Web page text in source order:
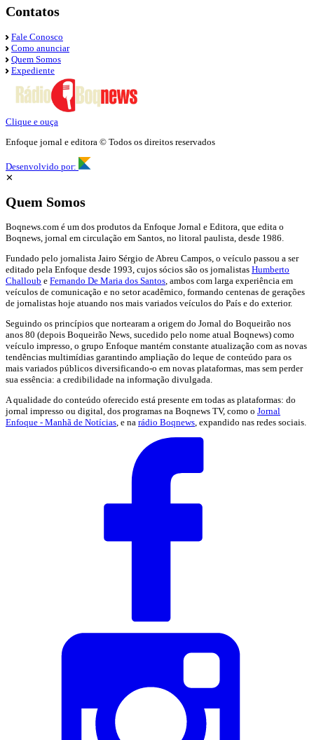
Contatos
Fale Conosco
Como anunciar
Quem Somos
Expediente
Clique e ouça
Enfoque jornal e editora © Todos os direitos reservados
Desenvolvido por:
✕
Quem Somos
Boqnews.com é um dos produtos da Enfoque Jornal e Editora, que edita o
Boqnews, jornal em circulação em Santos, no litoral paulista, desde 1986.
Fundado pelo jornalista Jairo Sérgio de Abreu Campos, o veículo passou a ser
editado pela Enfoque desde 1993, cujos sócios são os jornalistas Humberto
Challoub e Fernando De Maria dos Santos , ambos com larga experiência em
veículos de comunicação e no setor acadêmico, formando centenas de gerações
de jornalistas hoje atuando nos mais variados veículos do País e do exterior.
Seguindo os princípios que nortearam a origem do Jornal do Boqueirão nos
anos 80 (depois Boqueirão News, sucedido pelo nome atual Boqnews) como
veículo impresso, o grupo Enfoque mantém constante atualização com as novas
tendências multimídias garantindo ampliação do leque de conteúdo para os
mais variados públicos diversificando-o em novas plataformas, mas sem perder
sua essência: a credibilidade na informação divulgada.
A qualidade do conteúdo oferecido está presente em todas as plataformas: do
jornal impresso ou digital, dos programas na Boqnews TV, como o Jornal
Enfoque - Manhã de Notícias , e na rádio Boqnews , expandido nas redes sociais.